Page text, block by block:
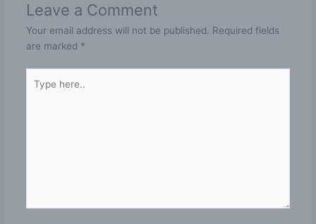
Leave a Comment
Your email address will not be published. Required fields
are marked *
here..